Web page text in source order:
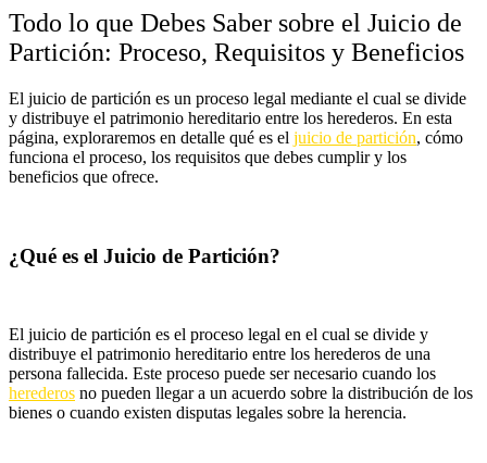
Todo lo que Debes Saber sobre el Juicio de
Partición: Proceso, Requisitos y Beneficios
El juicio de partición es un proceso legal mediante el cual se divide
y distribuye el patrimonio hereditario entre los herederos. En esta
página, exploraremos en detalle qué es el juicio de partición, cómo
funciona el proceso, los requisitos que debes cumplir y los
beneficios que ofrece.
¿Qué es el Juicio de Partición?
El juicio de partición es el proceso legal en el cual se divide y
distribuye el patrimonio hereditario entre los herederos de una
persona fallecida. Este proceso puede ser necesario cuando los
herederos no pueden llegar a un acuerdo sobre la distribución de los
bienes o cuando existen disputas legales sobre la herencia.